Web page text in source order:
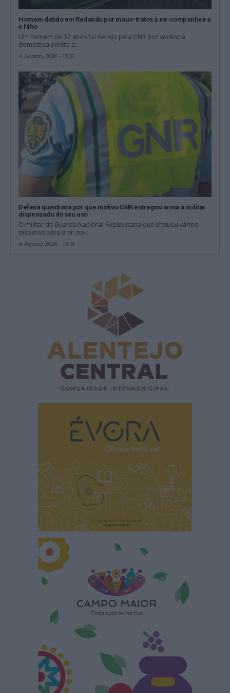
Homem detido em Redondo por maus-tratos à ex-companheira
e filho
Um homem de 32 anos foi detido pela GNR por violência
doméstica contra a...
4 Agosto, 2026 - 13:32
Defesa questiona por que motivo GNR entregou arma a militar
dispensado do seu uso
O militar da Guarda Nacional Republicana que efetuou vários
disparos para o ar, no...
4 Agosto, 2026 - 10:19